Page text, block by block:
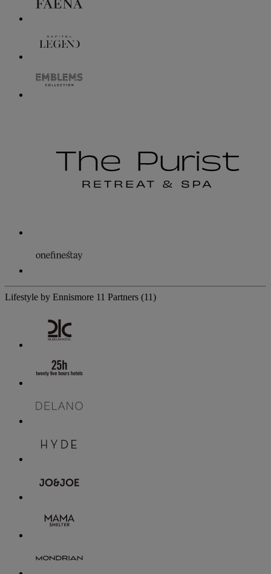
Lifestyle by Ennismore 11 Partners (11)